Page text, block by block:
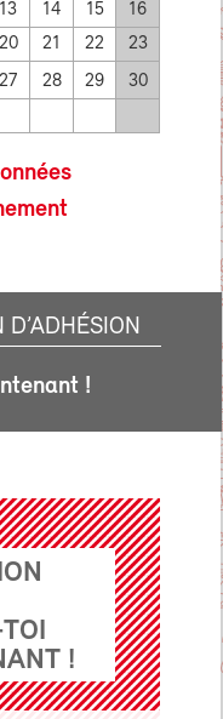
13 14 15
16
20 21 22 23
27 28 29
30
D’ADHÉSION
!
!